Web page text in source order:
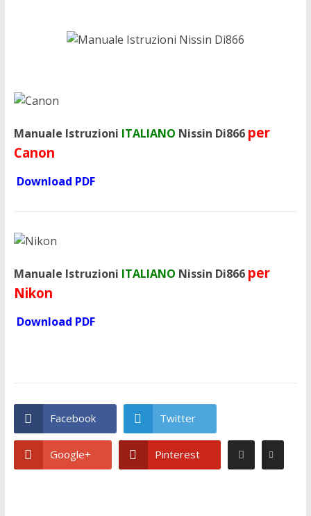
Manuale Istruzioni ITALIANO Nissin Di866 per
Canon
Download PDF
Manuale Istruzioni ITALIANO Nissin Di866 per
Nikon
Download PDF
Facebook Twitter
Google+ Pinterest